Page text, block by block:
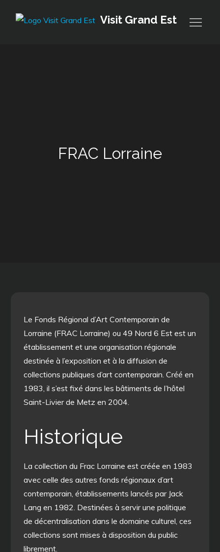
Visit Grand Est
FRAC Lorraine
Le Fonds Régional d’Art Contemporain de
Lorraine (FRAC Lorraine) ou 49 Nord 6 Est est un
établissement et une organisation régionale
destinée à l’exposition et à la diffusion de
collections publiques d’art contemporain. Créé en
1983, il s’est fixé dans les bâtiments de l’hôtel
Saint-Livier de Metz en 2004.
Historique
La collection du Frac Lorraine est créée en 1983
avec celle des autres fonds régionaux d’art
contemporain, établissements lancés par Jack
Lang en 1982. Destinées à servir une politique
de décentralisation dans le domaine culturel, ces
collections sont mises à disposition du public
librement.